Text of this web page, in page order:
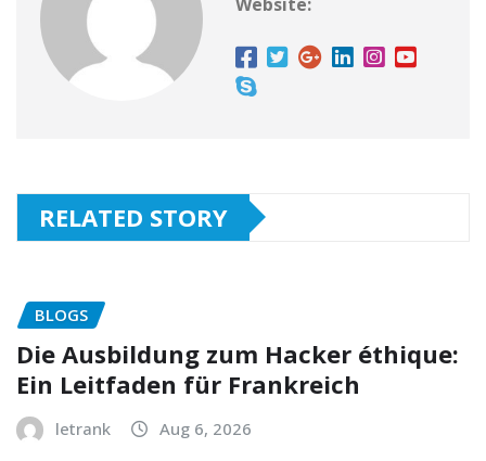
RELATED STORY
BLOGS
Die Ausbildung zum Hacker éthique:
Ein Leitfaden für Frankreich
letrank Aug 6, 2026